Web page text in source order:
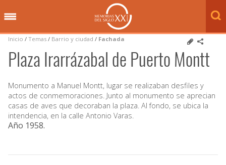
Inicio / Temas / Barrio y ciudad / Fachada
Plaza Irarrázabal de Puerto Montt
Monumento a Manuel Montt, lugar se realizaban desfiles y
actos de conmemoraciones. Junto al monumento se aprecian
casas de aves que decoraban la plaza. Al fondo, se ubica la
intendencia, en la calle Antonio Varas.
Año 1958.